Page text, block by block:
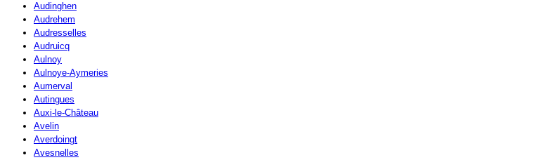
Audinghen
Audrehem
Audresselles
Audruicq
Aulnoy
Aulnoye-Aymeries
Aumerval
Autingues
Auxi-le-Château
Avelin
Averdoingt
Avesnelles